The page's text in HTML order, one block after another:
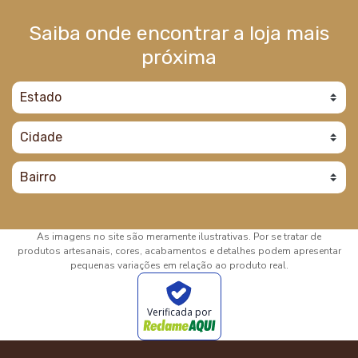
Saiba onde encontrar a loja mais
próxima
As imagens no site são meramente ilustrativas. Por se tratar de
produtos artesanais, cores, acabamentos e detalhes podem apresentar
pequenas variações em relação ao produto real.
Verificada por